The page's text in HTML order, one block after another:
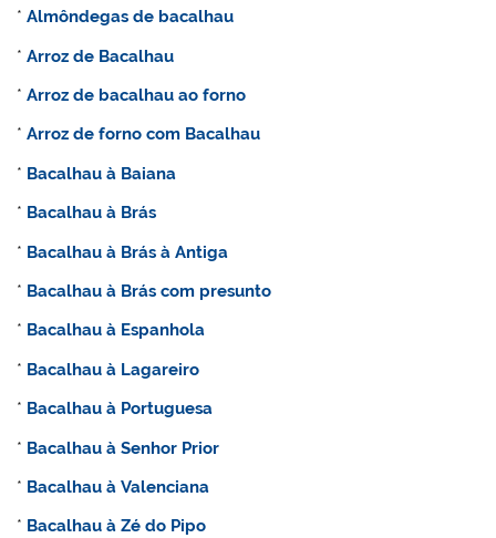
*Almôndegas de bacalhau
*Arroz de Bacalhau
*Arroz de bacalhau ao forno
*Arroz de forno com Bacalhau
* Bacalhau à Baiana
* Bacalhau à Brás
* Bacalhau à Brás à Antiga
* Bacalhau à Brás com presunto
* Bacalhau à Espanhola
* Bacalhau à Lagareiro
* Bacalhau à Portuguesa
* Bacalhau à Senhor Prior
* Bacalhau à Valenciana
* Bacalhau à Zé do Pipo